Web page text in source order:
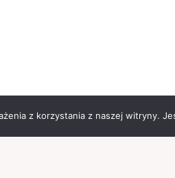
z korzystania z naszej witryny.